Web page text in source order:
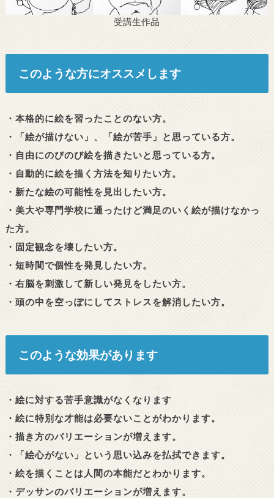
受講生作品
このような方にオススメします
・本格的に絵を習ったことのない方。
・「絵が描けない」、「絵が苦手」と思っている方。
・自由にのびのび絵を描きたいと思っている方。
・自動的に絵を描く方法を知りたい方。
・新たな絵の可能性を見出したい方。
・美大や専門学校に通ったけど満足のいく絵が描けなかっ
た方。
・固定観念を壊したい方。
・短時間で個性を発見したい方。
・右脳を刺激して新しい発見をしたい方。
・頭の中を空っぽにしてストレスを解消したい方。
このような効果があります
・絵に対する苦手意識がなくなります
・絵に特別な才能は必要ないことがわかります。
・描き方のバリエーションが増えます。
・「絵心がない」という思い込みを払拭できます。
・絵を描くことは人間の本能だとわかります。
・デッサンのバリエーションが増えます。